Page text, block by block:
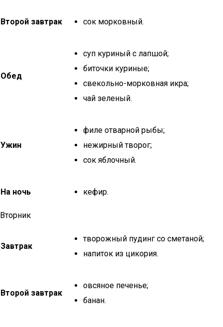
Второй завтрак сок морковный.
Обед
суп куриный с лапшой;
биточки куриные;
свекольно-морковная икра;
чай зеленый.
Ужин
филе отварной рыбы;
нежирный творог;
сок яблочный.
На ночь кефир.
Вторник
Завтрак
творожный пудинг со сметаной;
напиток из цикория.
Второй завтрак
овсяное печенье;
банан.